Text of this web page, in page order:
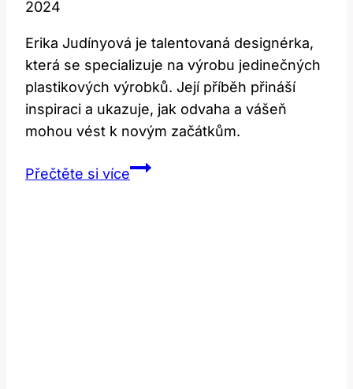
2024
Erika Judínyová je talentovaná designérka,
která se specializuje na výrobu jedinečných
plastikových výrobků. Její příběh přináší
inspiraci a ukazuje, jak odvaha a vášeň
mohou vést k novým začátkům.
Přečtěte si víceErika